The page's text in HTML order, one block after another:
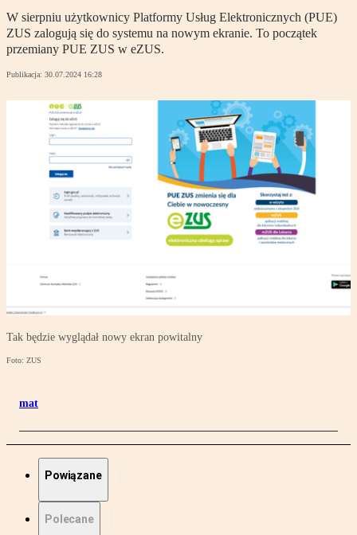
W sierpniu użytkownicy Platformy Usług Elektronicznych (PUE)
ZUS zalogują się do systemu na nowym ekranie. To początek
przemiany PUE ZUS w eZUS.
Publikacja: 30.07.2024 16:28
Tak będzie wyglądał nowy ekran powitalny
Foto: ZUS
mat
Powiązane
Polecane